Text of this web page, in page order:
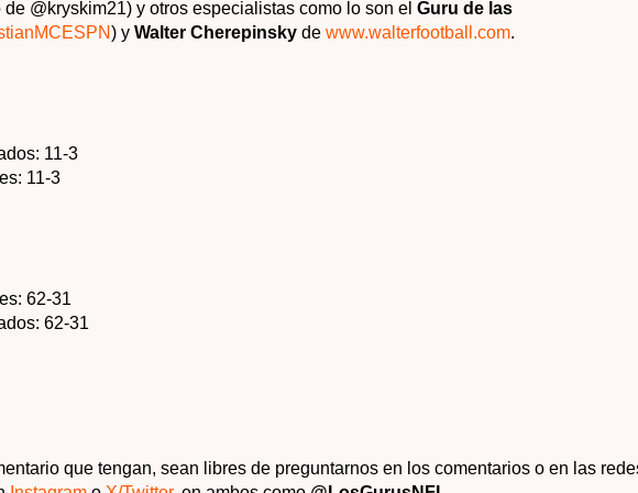
@kryskim21) y otros especialistas como lo son el Guru de las
) y Walter Cherepinsky de www.walterfootball.com.
11-3
11-3
62-31
62-31
que tengan, sean libres de preguntarnos en los comentarios o en las